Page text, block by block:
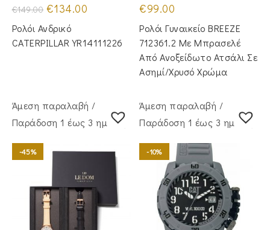
€149.00 Original
price
was:
€149.00.
€134.00
€134.00.
Ρολόι Ανδρικό
CATERPILLAR YR14111226
€99.00
Ρολόι Γυναικείο BREEZE
712361.2 Με Μπρασελέ
Από Ανοξείδωτο Ατσάλι Σε
Ασημί/Χρυσό Χρώμα
Άμεση παραλαβή /
Παράδoση 1 έως 3 ημέρες
-45%
Άμεση παραλαβή /
Παράδoση 1 έως 3 ημέρες
-10%